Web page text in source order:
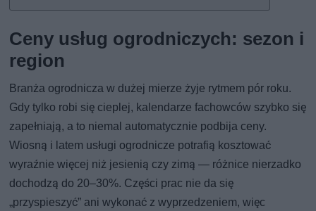
Ceny usług ogrodniczych: sezon i
region
Branża ogrodnicza w dużej mierze żyje rytmem pór roku.
Gdy tylko robi się cieplej, kalendarze fachowców szybko się
zapełniają, a to niemal automatycznie podbija ceny.
Wiosną i latem usługi ogrodnicze potrafią kosztować
wyraźnie więcej niż jesienią czy zimą — różnice nierzadko
dochodzą do 20–30%. Części prac nie da się
„przyspieszyć” ani wykonać z wyprzedzeniem, więc